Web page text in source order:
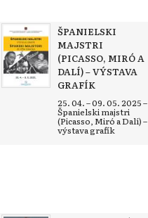
ŠPANIELSKI
MAJSTRI
(PICASSO, MIRÓ A
DALÍ) – VÝSTAVA
GRAFÍK
25. 04. – 09. 05. 2025 –
Španielski majstri
(Picasso, Miró a Dalí) –
výstava grafík